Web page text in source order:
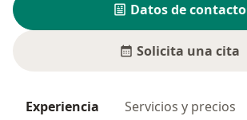
Datos de contacto
Solicita una cita
Experiencia Servicios y precios